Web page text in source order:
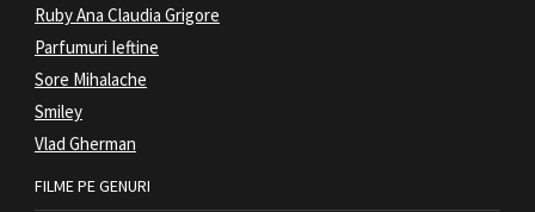
Ruby Ana Claudia Grigore
Parfumuri Ieftine
Sore Mihalache
Smiley
Vlad Gherman
FILME PE GENURI